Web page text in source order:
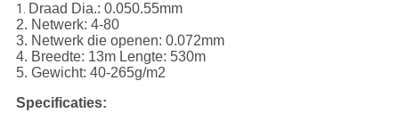
1. Draad Dia.: 0.050.55mm
2. Netwerk: 4-80
3. Netwerk die openen: 0.072mm
4. Breedte: 13m Lengte: 530m
5. Gewicht: 40-265g/m2
Specificaties: